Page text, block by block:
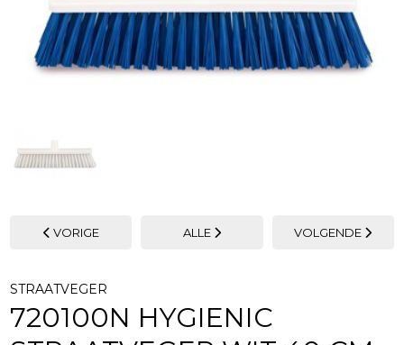
VORIGE ALLE VOLGENDE
STRAATVEGER
720100N HYGIENIC